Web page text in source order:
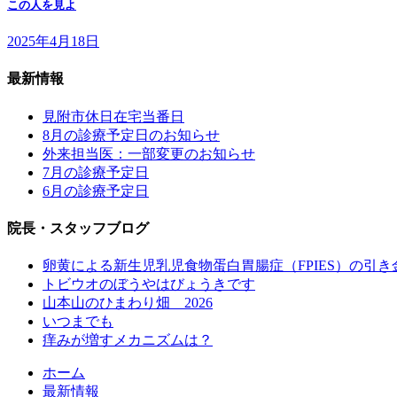
この人を見よ
2025年4月18日
最新情報
見附市休日在宅当番日
8月の診療予定日のお知らせ
外来担当医：一部変更のお知らせ
7月の診療予定日
6月の診療予定日
院長・スタッフブログ
卵黄による新生児乳児食物蛋白胃腸症（FPIES）の引き
トビウオのぼうやはびょうきです
山本山のひまわり畑 2026
いつまでも
痒みが増すメカニズムは？
ホーム
最新情報